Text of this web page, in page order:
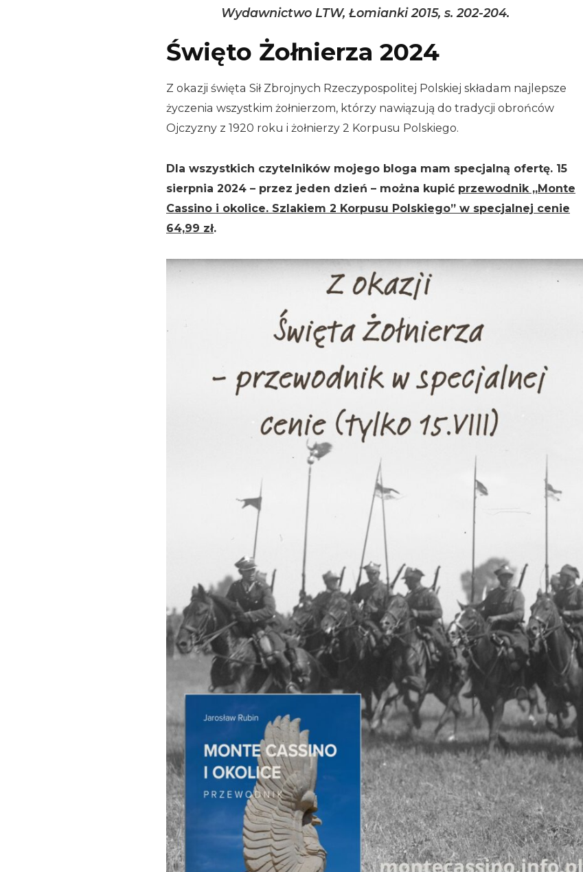
Wydawnictwo LTW, Łomianki 2015, s. 202-204.
Święto Żołnierza 2024
Z okazji święta Sił Zbrojnych Rzeczypospolitej Polskiej składam najlepsze
życzenia wszystkim żołnierzom, którzy nawiązują do tradycji obrońców
Ojczyzny z 1920 roku i żołnierzy 2 Korpusu Polskiego.
Dla wszystkich czytelników mojego bloga mam specjalną ofertę. 15
sierpnia 2024 – przez jeden dzień – można kupić przewodnik „Monte
Cassino i okolice. Szlakiem 2 Korpusu Polskiego” w specjalnej cenie
64,99 zł.